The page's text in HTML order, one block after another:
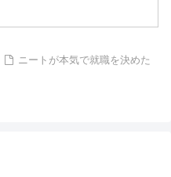
ニートが本気で就職を決めた